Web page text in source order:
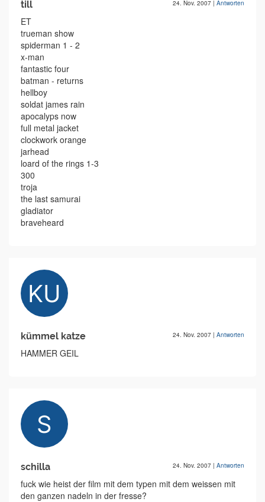
till 24. Nov. 2007 | Antworten
ET
trueman show
spiderman 1 - 2
x-man
fantastic four
batman - returns
hellboy
soldat james rain
apocalyps now
full metal jacket
clockwork orange
jarhead
loard of the rings 1-3
300
troja
the last samurai
gladiator
braveheard
kümmel katze 24. Nov. 2007 | Antworten
HAMMER GEIL
schilla 24. Nov. 2007 | Antworten
fuck wie heist der film mit dem typen mit dem weissen mit
den ganzen nadeln in der fresse?